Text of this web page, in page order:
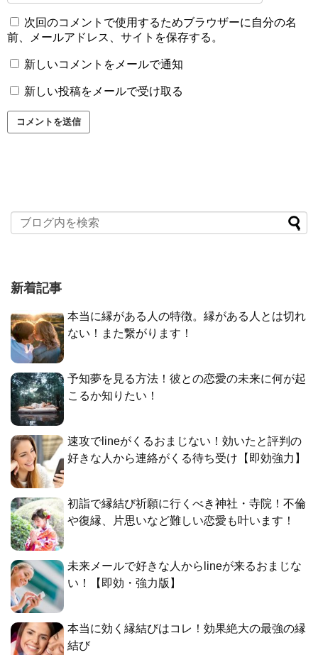
次回のコメントで使用するためブラウザーに自分の名
前、メールアドレス、サイトを保存する。
新しいコメントをメールで通知
新しい投稿をメールで受け取る
新着記事
本当に縁がある人の特徴。縁がある人とは切れ
ない！また繋がります！
予知夢を見る方法！彼との恋愛の未来に何が起
こるか知りたい！
速攻でlineがくるおまじない！効いたと評判の
好きな人から連絡がくる待ち受け【即効強力】
初詣で縁結び祈願に行くべき神社・寺院！不倫
や復縁、片思いなど難しい恋愛も叶います！
未来メールで好きな人からlineが来るおまじな
い！【即効・強力版】
本当に効く縁結びはコレ！効果絶大の最強の縁
結び